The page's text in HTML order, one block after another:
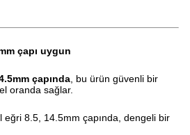
çapı uygun
çapında , bu ürün güvenli bir
oranda sağlar.
eğri 8.5, 14.5mm çapında, dengeli bir